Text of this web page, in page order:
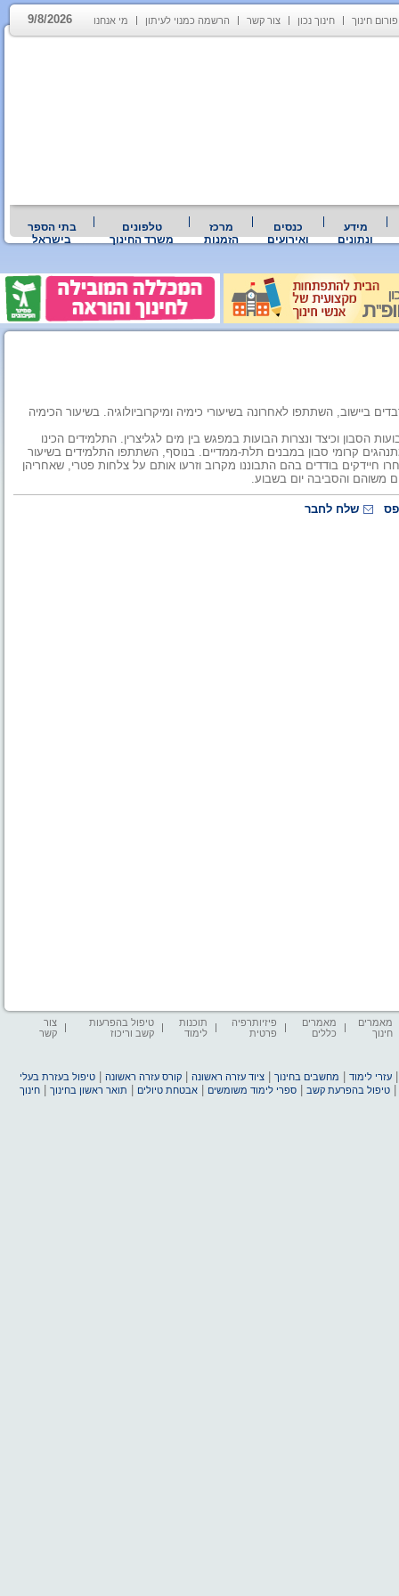
פורום חינוך חינוך נכון צור קשר הרשמה כמנוי לעיתון מי אנחנו 9/8/2026
מידע
ונתונים
כנסים
ואירועים
מרכז
הזמנות
טלפונים
משרד החינוך
בתי הספר
בישראל
ביישוב, השתתפו לאחרונה בשיעורי כימיה ומיקרוביולוגיה. בשיעור הכימיה
וכיצד ונצרות הבועות במפגש בין מים לגליצרין. התלמידים הכינו
קרומי סבון במבנים תלת-ממדיים. בנוסף, השתתפו התלמידים בשיעור
חיידקים בודדים בהם התבוננו מקרוב וזרעו אותם על צלחות פטרי, שאחריהן
משוהם והסביבה יום בשבוע.
שלח לחבר
מאמרים
חינוך
מאמרים
כללים
פיזיותרפיה
פרטית
תוכנות
לימוד
טיפול בהפרעות
קשב וריכוז
צור
קשר
עזרי לימוד מחשבים בחינוך |ציוד עזרה ראשונה |קורס עזרה ראשונה |טיפול בעזרת בעלי
|טיפול בהפרעת קשב |ספרי לימוד משומשים |אבטחת טיולים תואר ראשון בחינוך |חינוך